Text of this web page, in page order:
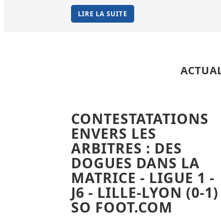
LIRE LA SUITE
CONTESTATATIONS
ENVERS LES
ARBITRES : DES
DOGUES DANS LA
MATRICE - LIGUE 1 -
J6 - LILLE-LYON (0-
SO FOOT.COM